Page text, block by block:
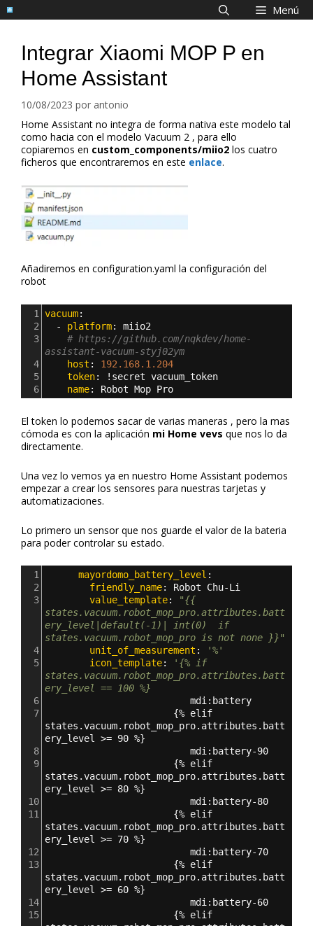
Saltar
al
Menú
Integrar Xiaomi MOP P en
Home Assistant
10/08/2023 por antonio
Home Assistant no integra de forma nativa este modelo tal
como hacia con el modelo Vacuum 2 , para ello
copiaremos en custom_components/miio2 los cuatro
ficheros que encontraremos en este enlace.
Añadiremos en configuration.yaml la configuración del
robot
1 vacuum:
2
  -
platform: miio2
3
# https://github.com/nqkdev/home-
assistant-vacuum-styj02ym
4
host : 192.168.1.204
5
token:
!secret vacuum_token
6
name: Robot Mop Pro
El token lo podemos sacar de varias maneras , pero la mas
cómoda es con la aplicación mi Home vevs que nos lo da
directamente.
Una vez lo vemos ya en nuestro Home Assistant podemos
empezar a crear los sensores para nuestras tarjetas y
automatizaciones.
Lo primero un sensor que nos guarde el valor de la bateria
para poder controlar su estado.
1 mayordomo_battery_level :
2
friendly_name: Robot Chu-Li
3
value_template:
"{{
states.vacuum.robot_mop_pro.attributes.batt
ery_level|default(-1)| int(0)  if
states.vacuum.robot_mop_pro is not none }}"
4
unit_of_measurement :
'%'
5
icon_template:
'{% if
states.vacuum.robot_mop_pro.attributes.batt
ery_level == 100 %}
6
mdi:battery
7
{% elif
states.vacuum.robot_mop_pro.attributes.batt
ery_level >= 90 %}
8
mdi:battery-90
9
{% elif
states.vacuum.robot_mop_pro.attributes.batt
ery_level >= 80 %}
10
mdi:battery-80
11
{% elif
states.vacuum.robot_mop_pro.attributes.batt
ery_level >= 70 %}
12
mdi:battery-70
13
{% elif
states.vacuum.robot_mop_pro.attributes.batt
ery_level >= 60 %}
14
mdi:battery-60
15
{% elif